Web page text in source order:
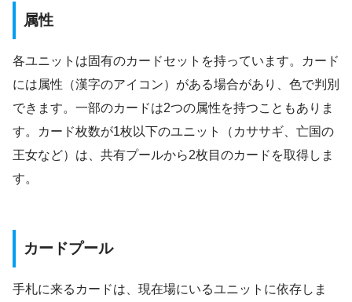
属性
各ユニットは固有のカードセットを持っています。カード
には属性（漢字のアイコン）がある場合があり、色で判別
できます。一部のカードは2つの属性を持つこともありま
す。カード枚数が1枚以下のユニット（カササギ、亡国の
王女など）は、共有プールから2枚目のカードを取得しま
す。
カードプール
手札に来るカードは、現在場にいるユニットに依存しま